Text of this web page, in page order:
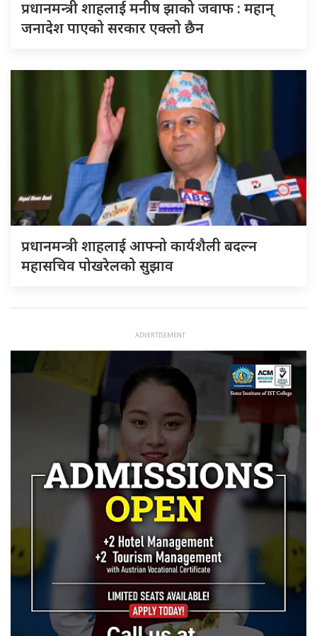
प्रधानमन्त्री शाहलाई मनीष झाको जवाफ : महान्
जनादेश पाएको सरकार एक्लो छैन
प्रधानमन्त्री शाहलाई आफ्नो कार्यशैली बदल्न
महासचिव पोखरेलको सुझाव